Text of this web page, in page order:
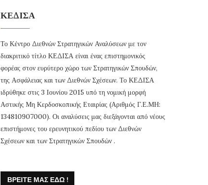
ΚΕΔΙΣΑ
Το Κέντρο Διεθνών Στρατηγικών Αναλύσεων με τον
διακριτικό τίτλο ΚΕΔΙΣΑ είναι ένας επιστημονικός
φορέας στον ευρύτερο χώρο των Στρατηγικών Σπουδών,
της Ασφάλειας και των Διεθνών Σχέσεων. Το ΚΕΔΙΣΑ
ιδρύθηκε στις 3 Ιουνίου 2015 υπό τη νομική μορφή
Αστικής Μη Κερδοσκοπικής Εταιρίας (Αριθμός Γ.Ε.ΜΗ:
134810907000). Οι αναλύσεις μας διεξάγονται από νέους
επιστήμονες του ερευνητικού πεδίου των Διεθνών
Σχέσεων και των Στρατηγικών Σπουδών .
ΒΡΕΊΤΕ ΜΑΣ ΕΔΏ !